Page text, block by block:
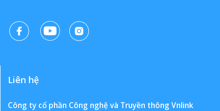
Liên hệ
Công ty cổ phần Công nghệ và Truyền thông Vnlink